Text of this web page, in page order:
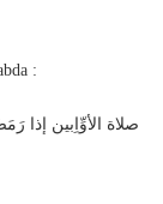
:
صلاة الأوِّاِبين